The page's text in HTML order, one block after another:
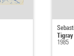
Tigray
1985